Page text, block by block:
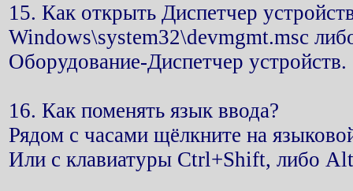
15. Как открыть Диспетчер
Windows\system32\devmgmt.msc
Оборудование-Диспетчер устройств.
16. Как поменять язык ввода?
Рядом с часами щёлкните на
Или с клавиатуры Ctrl+Shift, либо